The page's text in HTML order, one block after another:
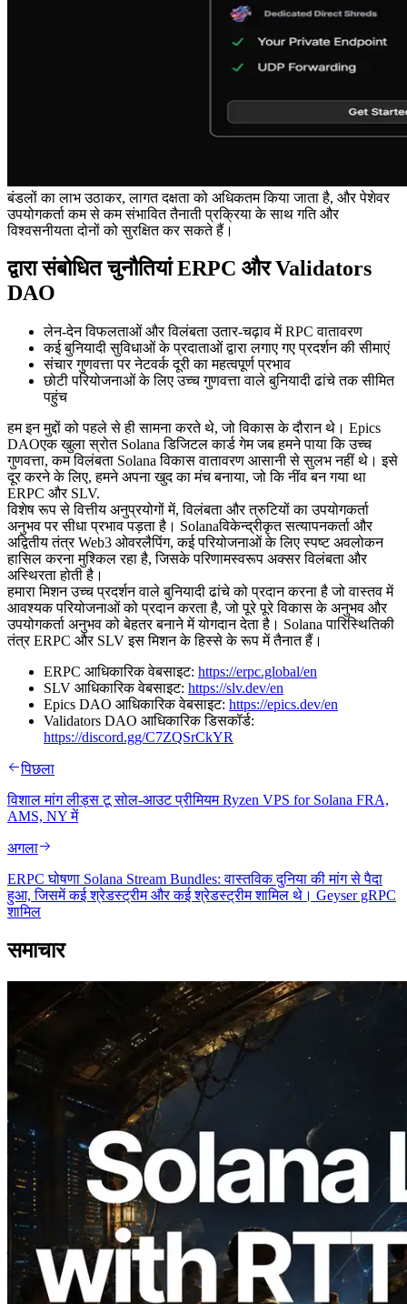
बंडलों का लाभ उठाकर, लागत दक्षता को अधिकतम किया जाता है, और पेशेवर
उपयोगकर्ता कम से कम संभावित तैनाती प्रक्रिया के साथ गति और
विश्वसनीयता दोनों को सुरक्षित कर सकते हैं।
द्वारा संबोधित चुनौतियां ERPC और Validators
DAO
लेन-देन विफलताओं और विलंबता उतार-चढ़ाव में RPC वातावरण
कई बुनियादी सुविधाओं के प्रदाताओं द्वारा लगाए गए प्रदर्शन की सीमाएं
संचार गुणवत्ता पर नेटवर्क दूरी का महत्वपूर्ण प्रभाव
छोटी परियोजनाओं के लिए उच्च गुणवत्ता वाले बुनियादी ढांचे तक सीमित
पहुंच
हम इन मुद्दों को पहले से ही सामना करते थे, जो विकास के दौरान थे। Epics
DAOएक खुला स्रोत Solana डिजिटल कार्ड गेम जब हमने पाया कि उच्च
गुणवत्ता, कम विलंबता Solana विकास वातावरण आसानी से सुलभ नहीं थे। इसे
दूर करने के लिए, हमने अपना खुद का मंच बनाया, जो कि नींव बन गया था
ERPC और SLV.
विशेष रूप से वित्तीय अनुप्रयोगों में, विलंबता और त्रुटियों का उपयोगकर्ता
अनुभव पर सीधा प्रभाव पड़ता है। Solanaविकेन्द्रीकृत सत्यापनकर्ता और
अद्वितीय तंत्र Web3 ओवरलैपिंग, कई परियोजनाओं के लिए स्पष्ट अवलोकन
हासिल करना मुश्किल रहा है, जिसके परिणामस्वरूप अक्सर विलंबता और
अस्थिरता होती है।
हमारा मिशन उच्च प्रदर्शन वाले बुनियादी ढांचे को प्रदान करना है जो वास्तव में
आवश्यक परियोजनाओं को प्रदान करता है, जो पूरे पूरे विकास के अनुभव और
उपयोगकर्ता अनुभव को बेहतर बनाने में योगदान देता है। Solana पारिस्थितिकी
तंत्र ERPC और SLV इस मिशन के हिस्से के रूप में तैनात हैं।
ERPC आधिकारिक वेबसाइट: https://erpc.global/en
SLV आधिकारिक वेबसाइट: https://slv.dev/en
Epics DAO आधिकारिक वेबसाइट: https://epics.dev/en
Validators DAO आधिकारिक डिसकॉर्ड:
https://discord.gg/C7ZQSrCkYR
पिछला
विशाल मांग लीड्स टू सोल-आउट प्रीमियम Ryzen VPS for Solana FRA,
AMS, NY में
अगला
ERPC घोषणा Solana Stream Bundles: वास्तविक दुनिया की मांग से पैदा
हुआ, जिसमें कई श्रेडस्ट्रीम और कई श्रेडस्ट्रीम शामिल थे। Geyser gRPC
शामिल
समाचार
2026.08.05
ERPC का Solana Leader Slot API अब 7
वैश्विक क्षेत्रों से ping मापता है — Validators
Information API भी लॉन्च